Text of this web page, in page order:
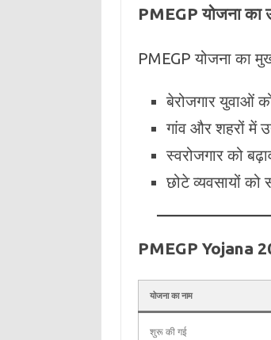
PMEGP योजना का
PMEGP योजना का
बेरोजगार युवाओं
गांव और शहरों में
स्वरोजगार को
छोटे व्यवसायों को
PMEGP Yojana
योजना का नाम
शुरू की गई